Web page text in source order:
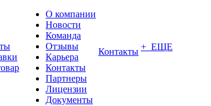
О компании
Новости
Команда
Отзывы
Карьера
Контакты
Партнеры
Лицензии
Документы
Контакты + ЕЩЕ